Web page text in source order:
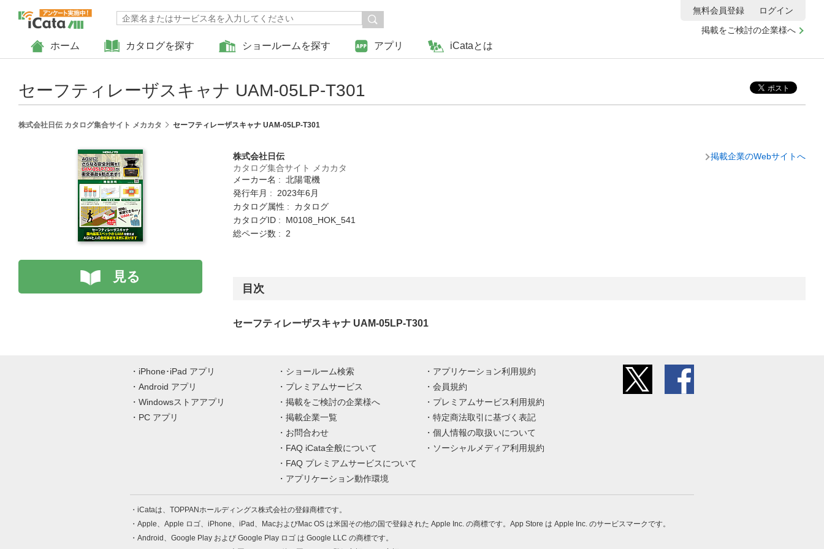
ホーム カタログを探す ショールームを探す アプリ iCataとは
掲載をご検討の企業様へ
無料会員登録 ログイン
セーフティレーザスキャナ UAM-05LP-T301
株式会社日伝 カタログ集合サイト メカカタ セーフティレーザスキャナ UAM-05LP-T301
見る
株式会社日伝
カタログ集合サイト メカカタ
メーカー名 : 北陽電機
発行年月 : 2023年6月
カタログ属性 : カタログ
カタログID : M0108_HOK_541
総ページ数 : 2
掲載企業のWebサイトへ
目次
セーフティレーザスキャナ UAM-05LP-T301
iPhone･iPad アプリ
Android アプリ
Windowsストアアプリ
PC アプリ
ショールーム検索
プレミアムサービス
掲載をご検討の企業様へ
掲載企業一覧
お問合わせ
FAQ iCata全般について
FAQ プレミアムサービスについて
アプリケーション動作環境
アプリケーション利用規約
会員規約
プレミアムサービス利用規約
特定商法取引に基づく表記
個人情報の取扱いについて
ソーシャルメディア利用規約
iCataは、TOPPANホールディングス株式会社の登録商標です。
Apple、Apple ロゴ、iPhone、iPad、MacおよびMac OS は米国その他の国で登録された Apple Inc. の商標です。App Store は Apple Inc. のサービスマークです。
Android、Google Play および Google Play ロゴ は Google LLC の商標です。